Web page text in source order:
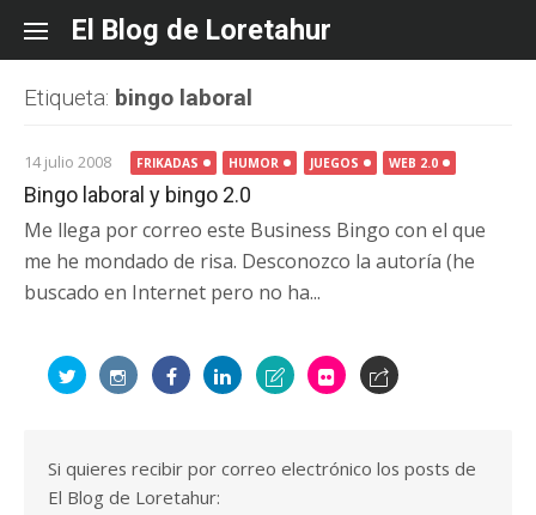
content
El Blog de Loretahur
Etiqueta: bingo laboral
14 julio 2008 FRIKADAS HUMOR JUEGOS WEB 2.0
Bingo laboral y bingo 2.0
Me llega por correo este Business Bingo con el que
me he mondado de risa. Desconozco la autoría (he
buscado en Internet pero no ha...
Si quieres recibir por correo electrónico los posts de
El Blog de Loretahur: